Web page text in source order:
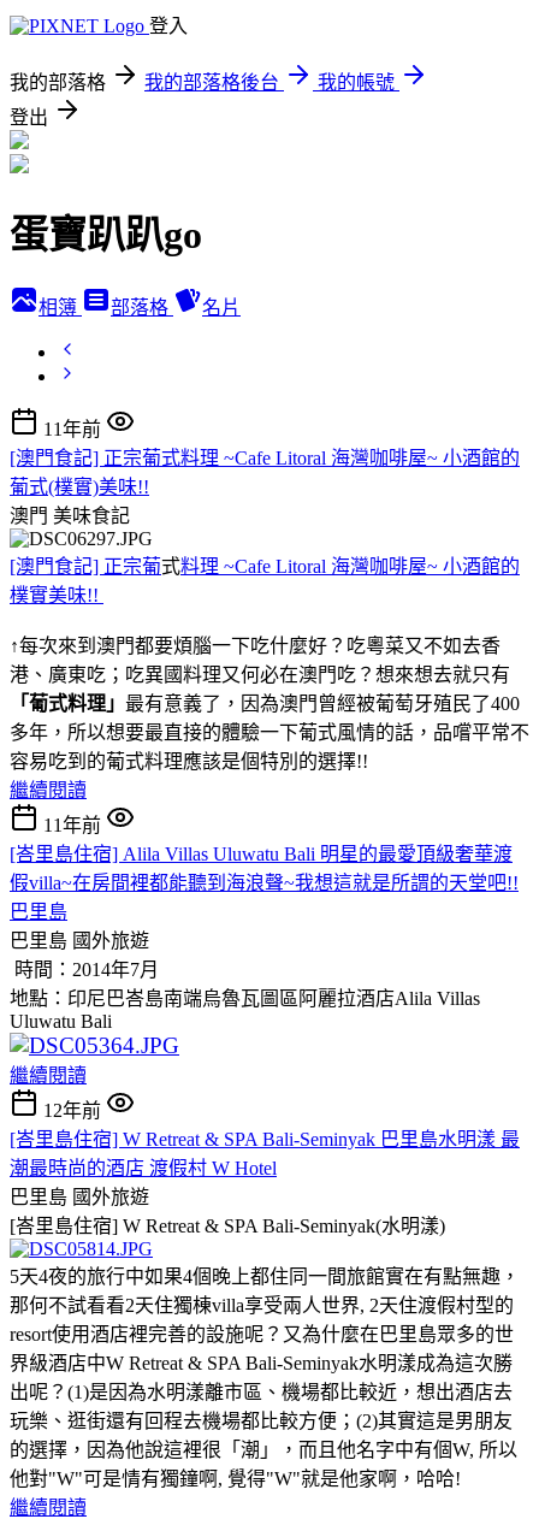
登入
我的部落格 我的部落格後台
我的帳號
登出
蛋寶趴趴go
相簿 部落格 名片
11年前
[澳門食記] 正宗葡式料理 ~Cafe Litoral 海灣咖啡屋~ 小酒館的
葡式(樸實)美味!!
澳門 美味食記
[澳門食記] 正宗葡式料理 ~Cafe Litoral 海灣咖啡屋~ 小酒館的
樸實美味!!
↑每次來到澳門都要煩腦一下吃什麼好？吃粵菜又不如去香
港、廣東吃；吃異國料理又何必在澳門吃？想來想去就只有
「葡式料理」 最有意義了，因為澳門曾經被葡萄牙殖民了400
多年，所以想要最直接的體驗一下葡式風情的話，品嚐平常不
容易吃到的葡式料理應該是個特別的選擇!!
繼續閱讀
11年前
[峇里島住宿] Alila Villas Uluwatu Bali 明星的最愛頂級奢華渡
假villa~在房間裡都能聽到海浪聲~我想這就是所謂的天堂吧!!
巴里島
巴里島 國外旅遊
時間：2014年7月
地點：印尼巴峇島南端烏魯瓦圖區阿麗拉酒店Alila Villas
Uluwatu Bali
繼續閱讀
12年前
[峇里島住宿] W Retreat & SPA Bali-Seminyak 巴里島水明漾 最
潮最時尚的酒店 渡假村 W Hotel
巴里島 國外旅遊
[峇里島住宿] W Retreat & SPA Bali-Seminyak(水明漾)
5天4夜的旅行中如果4個晚上都住同一間旅館實在有點無趣，
那何不試看看2天住獨棟villa享受兩人世界, 2天住渡假村型的
resort使用酒店裡完善的設施呢？又為什麼在巴里島眾多的世
界級酒店中W Retreat & SPA Bali-Seminyak水明漾成為這次勝
出呢？(1)是因為水明漾離市區、機場都比較近，想出酒店去
玩樂、逛街還有回程去機場都比較方便；(2)其實這是男朋友
的選擇，因為他說這裡很「潮」，而且他名字中有個W, 所以
他對"W"可是情有獨鐘啊, 覺得"W"就是他家啊，哈哈!
繼續閱讀